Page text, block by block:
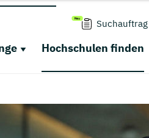
Suchauftrag
Hochschulen finden